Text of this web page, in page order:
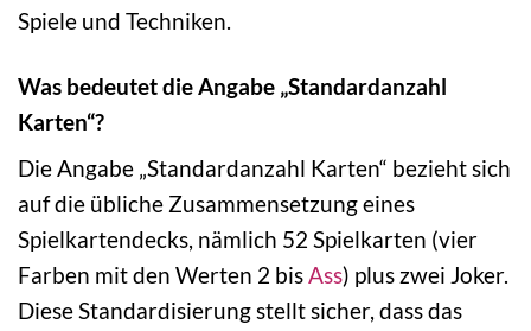
Spiele und Techniken.
Was bedeutet die Angabe „Standardanzahl
Karten“?
Die Angabe „Standardanzahl Karten“ bezieht sich
auf die übliche Zusammensetzung eines
Spielkartendecks, nämlich 52 Spielkarten (vier
Farben mit den Werten 2 bisAss) plus zwei Joker.
Diese Standardisierung stellt sicher, dass das